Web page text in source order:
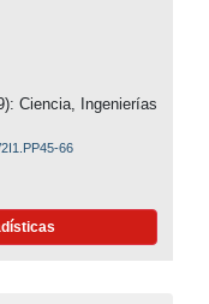
Ciencia, Ingenierías
66